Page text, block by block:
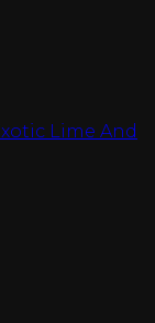
Lime And